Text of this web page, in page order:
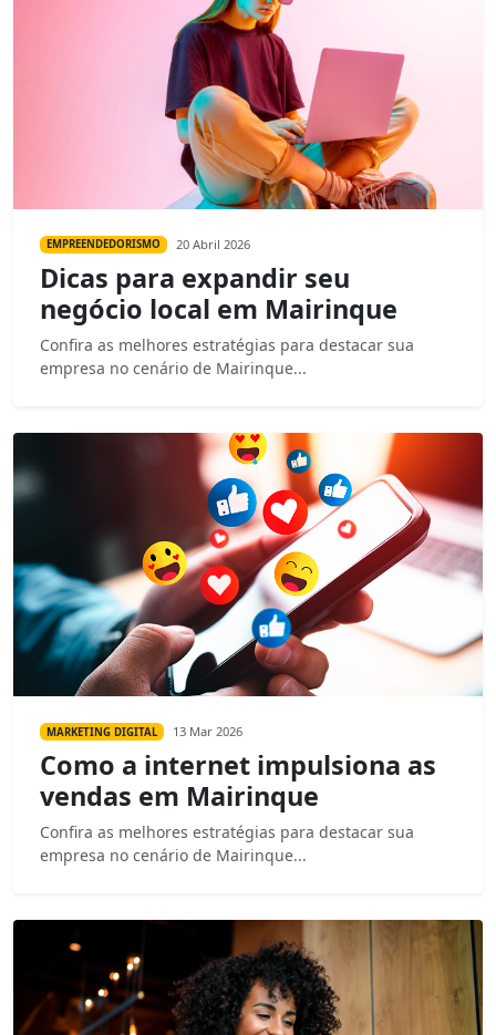
EMPREENDEDORISMO 20 Abril 2026
Dicas para expandir seu
negócio local em Mairinque
Confira as melhores estratégias para destacar sua
empresa no cenário de Mairinque...
MARKETING DIGITAL 13 Mar 2026
Como a internet impulsiona as
vendas em Mairinque
Confira as melhores estratégias para destacar sua
empresa no cenário de Mairinque...